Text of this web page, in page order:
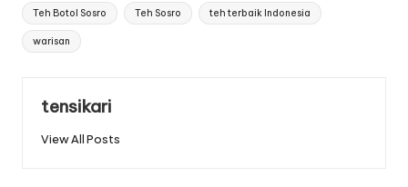
Teh Botol Sosro Teh Sosro teh terbaik Indonesia
warisan
tensikari
View All Posts